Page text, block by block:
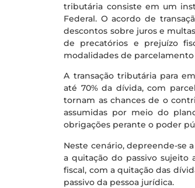
tributária consiste em um
Federal. O acordo de
descontos sobre juros e
de precatórios e prejuízo
modalidades de
A transação tributária para
até 70% da dívida, com
tornam as chances de o
assumidas por meio do
obrigações perante o poder
Neste cenário, depreende-se
a quitação do passivo sujeito
fiscal, com a quitação das
passivo da pessoa jurídica.